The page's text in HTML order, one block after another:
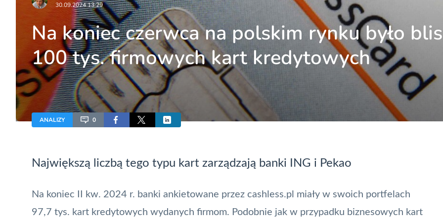
30.09.2024 13:29
Na koniec czerwca na polskim rynku było
100 tys. firmowych kart kredytowych
ANALIZY 0
Największą liczbą tego typu kart zarządzają banki ING i Pekao
Na koniec II kw. 2024 r. banki ankietowane przez cashless.pl miały w swoich portfelach
97,7 tys. kart kredytowych wydanych firmom. Podobnie jak w przypadku biznesowych kart